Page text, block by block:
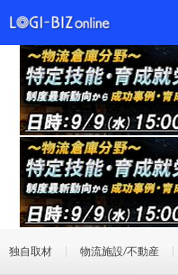
独自取材 物流施設/不動産